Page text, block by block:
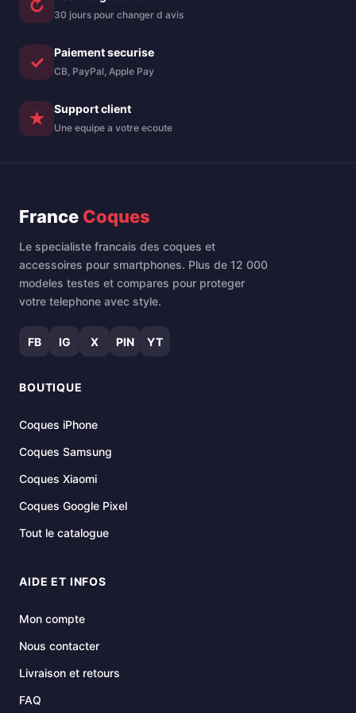
↻ 30 jours pour changer d avis
✓ Paiement securise
CB, PayPal, Apple Pay
★ Support client
Une equipe a votre ecoute
France Coques
Le specialiste francais des coques et
accessoires pour smartphones. Plus de 12 000
modeles testes et compares pour proteger
votre telephone avec style.
FB IG X PIN YT
BOUTIQUE
Coques iPhone
Coques Samsung
Coques Xiaomi
Coques Google Pixel
Tout le catalogue
AIDE ET INFOS
Mon compte
Nous contacter
Livraison et retours
FAQ